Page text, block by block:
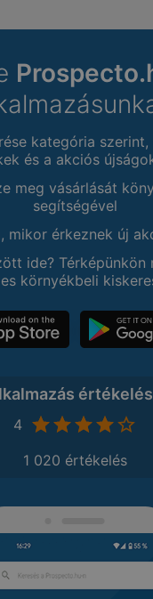
kategória szerint,
és a akciós
meg vásárlását
segítségével
mikor érkeznek új
ide? Térképünkön
környékbeli
4
1 020 értékelés